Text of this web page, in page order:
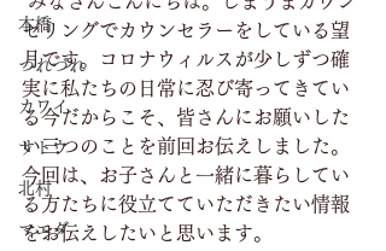
本橋
つれづれ
カワイ
サトウ
北村
マエダ
セリングでカウンセラーをしている望
月です。コロナウィルスが少しずつ確
実に私たちの日常に忍び寄ってきてい
る今だからこそ、皆さんにお願いした
い三つのことを前回お伝えしました。
今回は、お子さんと一緒に暮らしてい
る方たちに役立てていただきたい情報
をお伝えしたいと思います。